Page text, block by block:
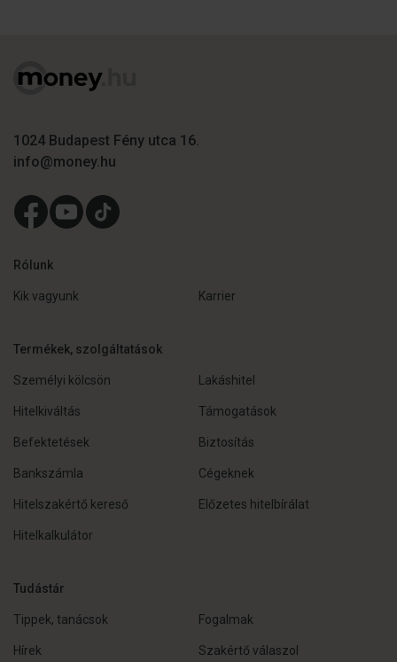
1024 Budapest Fény utca 16.
info@money.hu
Rólunk
Kik vagyunk Karrier
Termékek, szolgáltatások
Személyi kölcsön Lakáshitel
Hitelkiváltás Támogatások
Befektetések Biztosítás
Bankszámla Cégeknek
Hitelszakértő kereső Előzetes hitelbírálat
Hitelkalkulátor
Tudástár
Tippek, tanácsok Fogalmak
Hírek Szakértő válaszol